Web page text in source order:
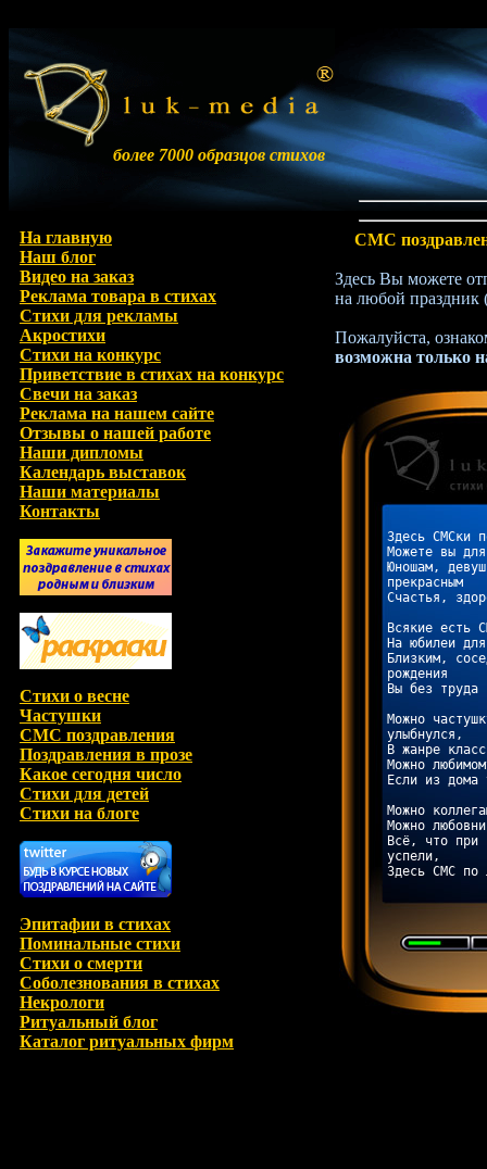
более 7000 образцов стихов
На главную
Наш блог
Видео на заказ
Реклама товара в стихах
Стихи для рекламы
Акростихи
Стихи на конкурс
Приветствие в стихах на конкурс
Свечи на заказ
Реклама на нашем сайте
Отзывы о нашей работе
Наши дипломы
Календарь выставок
Наши материалы
Контакты
Стихи о весне
Частушки
СМС поздравления
Поздравления в прозе
Какое сегодня число
Стихи для детей
Стихи на блоге
Эпитафии в стихах
Поминальные стихи
Стихи о смерти
Соболезнования в стихах
Некрологи
Ритуальный блог
Каталог ритуальных фирм
СМС
Здесь Вы можете
на любой праздник
Пожалуйста,
возможна только
Здесь СМСки
Можете вы
Юношам,
прекрасным
Счастья,
Всякие есть
На юбилеи
Близким,
рождения
Вы без
Можно
улыбнулся,
В жанре
Можно
Если из
Можно
Можно
Всё, что при
успели,